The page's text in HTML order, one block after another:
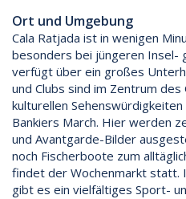
Ort und Umgebung
Cala Ratjada ist in wenigen
besonders bei jüngeren Insel-
verfügt über ein großes
und Clubs sind im Zentrum
kulturellen
Bankiers March. Hier werden
und Avantgarde-Bilder
noch Fischerboote zum
findet der Wochenmarkt statt.
gibt es ein vielfältiges Sport-